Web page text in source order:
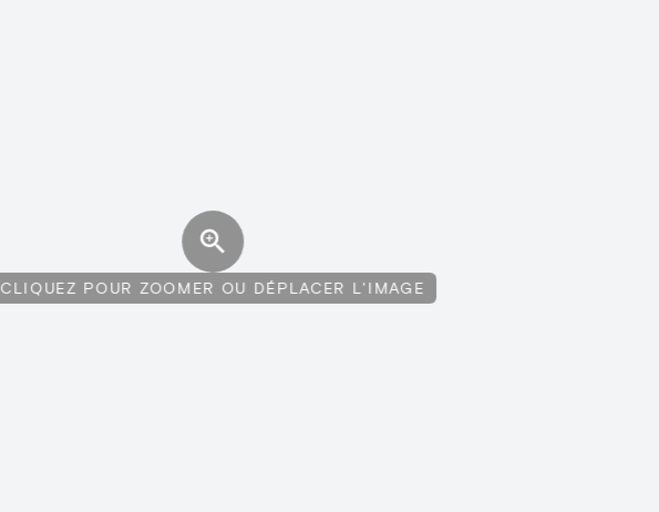
CLIQUEZ POUR ZOOMER OU DÉPLACER L'IMAGE